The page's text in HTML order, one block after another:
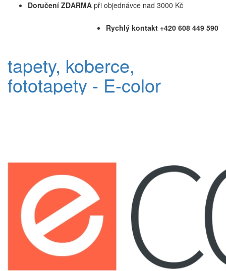
Doručení ZDARMA při objednávce nad 3000 Kč
Rychlý kontakt +420 608 449 590
tapety, koberce,
fototapety - E-color